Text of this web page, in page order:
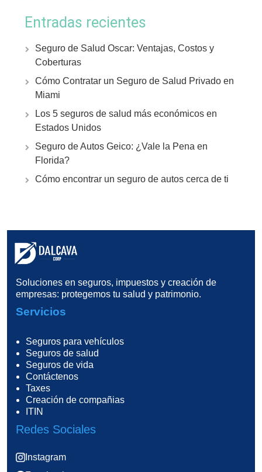
Entradas recientes
Seguro de Salud Oscar: Ventajas, Costos y
Coberturas
Cómo Contratar un Seguro de Salud Privado en
Miami
Los 5 seguros de salud más económicos en
Estados Unidos
Seguro de Autos Geico: ¿Vale la Pena en
Florida?
Cómo encontrar un seguro de autos cerca de ti
Soluciones en seguros, impuestos y creación de
empresas: protegemos tu salud y patrimonio.
Servicios
Seguros para vehículos
Seguros de salud
Seguros de vida
Contáctenos
Taxes
Creación de compañias
ITIN
Redes Sociales
Instagram